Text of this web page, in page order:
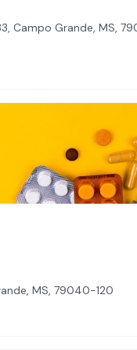
Campo Grande, MS,
MS, 79040-120